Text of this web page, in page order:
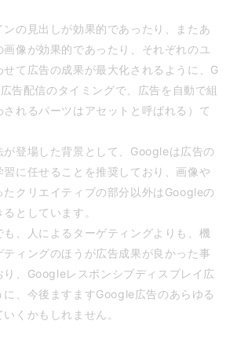
ンの見出しが効果的であったり、またあ
像が効果的であったり、それぞれのユ
て広告の成果が最大化されるように、G
告配信のタイミングで、広告を自動で組
れるパーツはアセットと呼ばれる）て
が登場した背景として、Googleは広告の
習に任せることを推奨しており、画像や
たクリエイティブの部分以外はGoogleの
としています。
、人によるターゲティングよりも、機
ィングのほうが広告成果が良かった事
、Googleレスポンシブディスプレイ広
、今後ますますGoogle広告のあらゆる
くかもしれません。